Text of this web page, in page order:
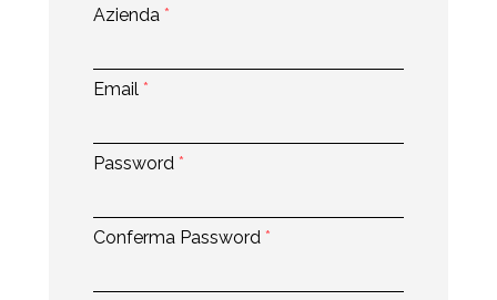
Azienda*
Email*
Password*
Conferma Password*